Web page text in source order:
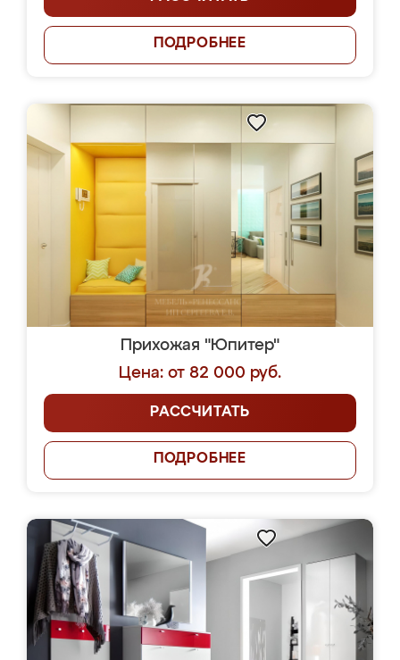
ПОДРОБНЕЕ
Прихожая "Юпитер"
Цена: от 82 000 руб.
РАССЧИТАТЬ
ПОДРОБНЕЕ